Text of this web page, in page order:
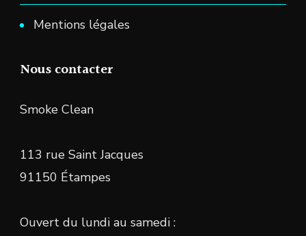
Mentions légales
Nous contacter
Smoke Clean
113 rue Saint Jacques
91150 Étampes
Ouvert du lundi au samedi :